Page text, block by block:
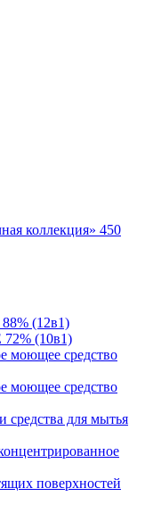
коллекция» 450
(12в1)
(10в1)
моющее средство
моющее средство
средства для мытья
поверхностей